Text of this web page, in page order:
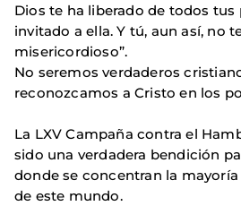
Dios te ha liberado de todos tus
invitado a ella. Y tú, aun así, no
misericordioso”.
No seremos verdaderos
reconozcamos a Cristo en los
La LXV Campaña contra el
sido una verdadera bendición
donde se concentran la
de este mundo.